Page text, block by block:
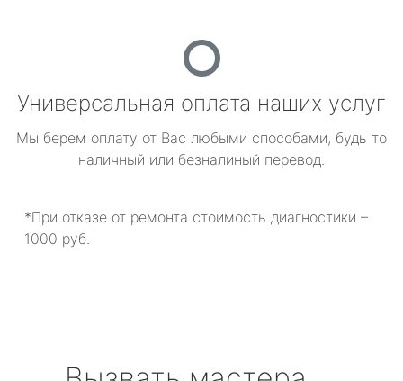
Универсальная оплата наших услуг
Мы берем оплату от Вас любыми способами, будь то
наличный или безналиный перевод.
*При отказе от ремонта стоимость диагностики –
1000 руб.